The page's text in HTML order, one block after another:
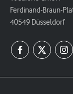
Ferdinand-Braun-
40549 Düsseldorf